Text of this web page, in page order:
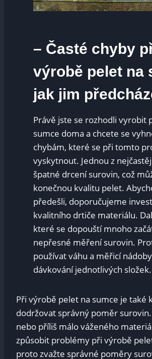
– Časté chyby
výrobě pelet na
jak jim
Právě jste se rozhodli vyrobit
sumce doma a chcete se
chybám, které se při tomto
vyskytnout. Jednou z
špatné drcení surovin, což
konečnou kvalitu pelet.
předešli, doporučujeme
kvalitního drtiče materiálu.
které se dopouští mnoho
nepřesné měření surovin.
používat váhu a měřicí
dávkování jednotlivých složek.
Při výrobě pelet na sumce je také
dodržovat správný poměr
nebo příliš málo váženého
způsobit problémy při výrobě
proto zvažte správné poměry